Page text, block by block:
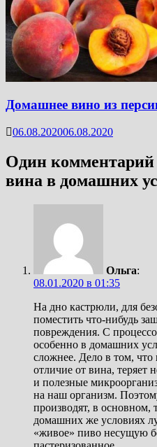
Домашнее вино из
06.08.202006.08.2020
Один комментарий
вина в домашних
Ольга:
08.01.2020 в 01:35
На дно кастрюли, для
поместить что-нибудь
повреждения. С
особенно в домашних
сложнее. Дело в том, что
отличие от вина, теряет
и полезные
на наш организм.
производят, в основном,
домашних же условиях
«живое» пиво несущую